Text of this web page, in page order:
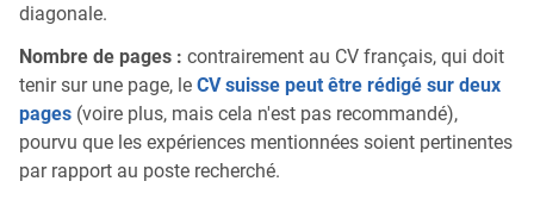
diagonale.
Nombre de pages : contrairement au CV français, qui doit
tenir sur une page, le CV suisse peut être rédigé sur deux
pages (voire plus, mais cela n'est pas recommandé),
pourvu que les expériences mentionnées soient pertinentes
par rapport au poste recherché.